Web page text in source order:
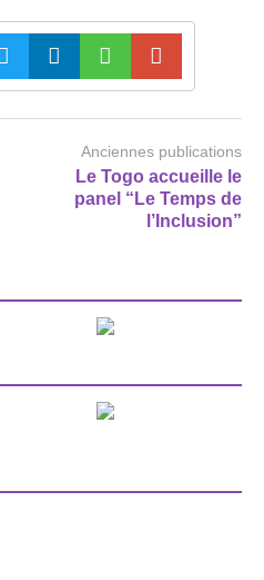
Anciennes publications
Le Togo accueille le
panel “Le Temps de
l’Inclusion”